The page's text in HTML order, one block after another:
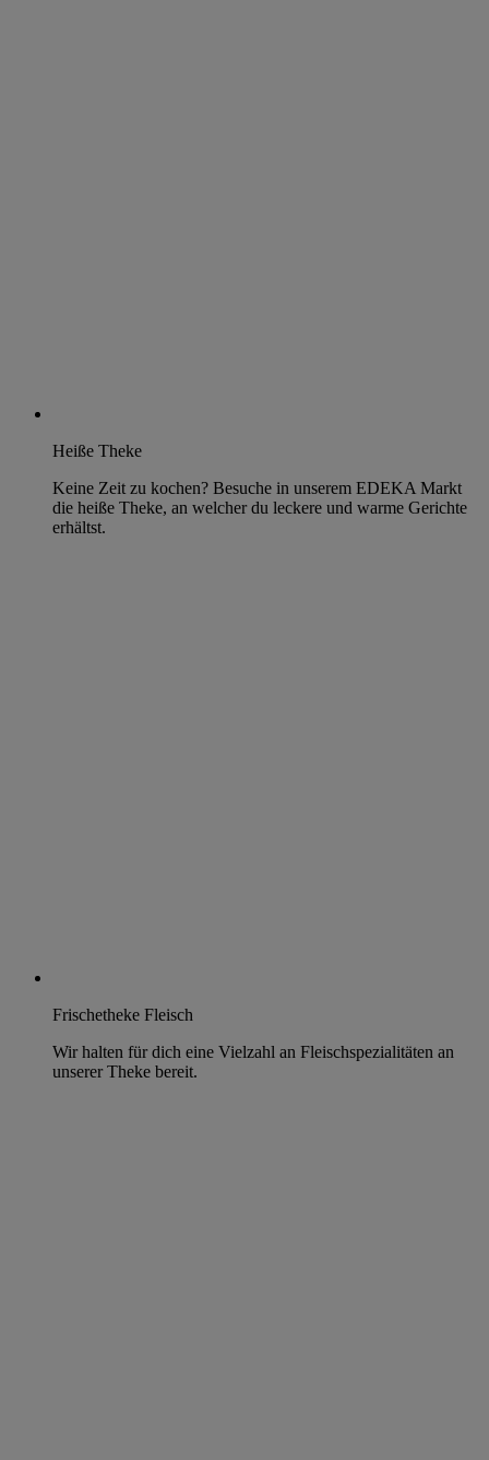
Heiße Theke
Keine Zeit zu kochen? Besuche in unserem EDEKA Markt
die heiße Theke, an welcher du leckere und warme Gerichte
erhältst.
Frischetheke Fleisch
Wir halten für dich eine Vielzahl an Fleischspezialitäten an
unserer Theke bereit.